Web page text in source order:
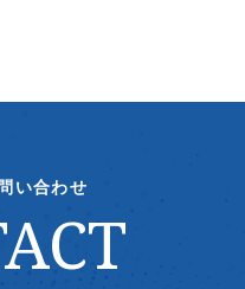
い合わせ